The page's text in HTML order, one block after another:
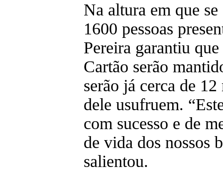
Na altura em que
1600 pessoas
Pereira garantiu
Cartão serão
serão já cerca de
dele usufruem.
com sucesso e de
de vida dos nossos
salientou.